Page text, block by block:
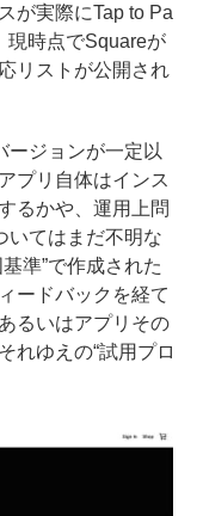
が実際にTap to Pa
現時点でSquareが
リストが公開 され
ージョンが一定以
プリ自体はインス
るかや、運用上問
いてはまだ不明な
準”で作成された
ードバックを経て
るいはアプリその
れゆえの“試用プロ